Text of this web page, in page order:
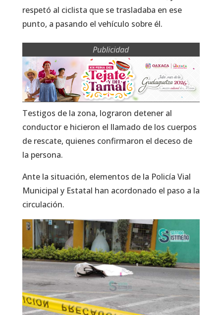
respetó al ciclista que se trasladaba en ese
punto, a pasando el vehículo sobre él.
Publicidad
Testigos de la zona, lograron detener al
conductor e hicieron el llamado de los cuerpos
de rescate, quienes confirmaron el deceso de
la persona.
Ante la situación, elementos de la Policía Vial
Municipal y Estatal han acordonado el paso a la
circulación.